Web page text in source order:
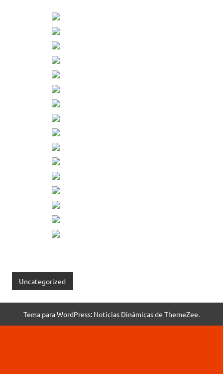
Uncategorized
Tema para WordPress: Noticias Dinámicas de ThemeZee.